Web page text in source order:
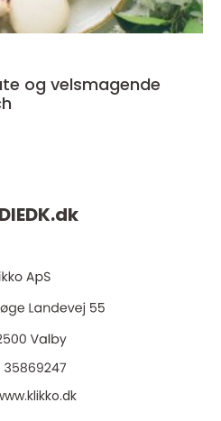
og velsmagende
dk